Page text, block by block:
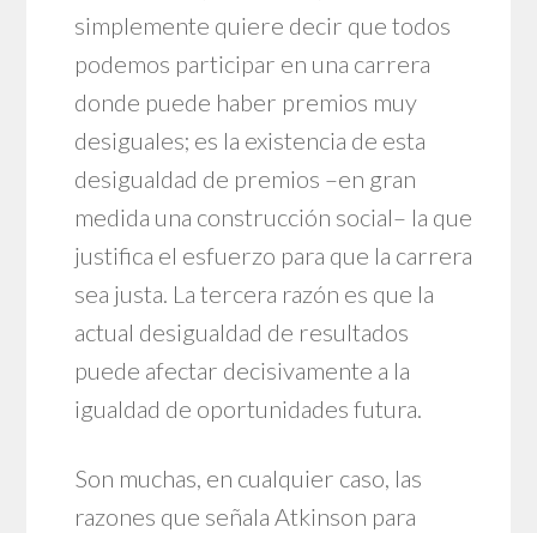
simplemente quiere decir que todos
podemos participar en una carrera
donde puede haber premios muy
desiguales; es la existencia de esta
desigualdad de premios –en gran
medida una construcción social– la que
justifica el esfuerzo para que la carrera
sea justa. La tercera razón es que la
actual desigualdad de resultados
puede afectar decisivamente a la
igualdad de oportunidades futura.
Son muchas, en cualquier caso, las
razones que señala Atkinson para